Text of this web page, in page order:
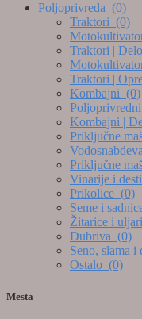
Poljoprivreda (0)
Traktori (0)
Traktori |
Traktori |
Kombajni (0)
Kombajni |
Priključne
Priključne
Vinarije i
Prikolice (0)
Seme i
Žitarice i
Đubriva (0)
Seno, slama i
Ostalo (0)
Mesta